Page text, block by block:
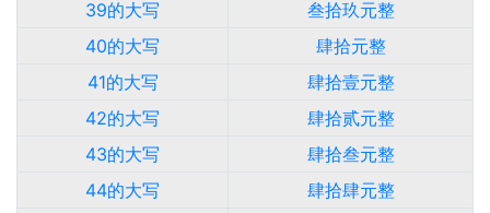
39的大写
叁拾玖元整
40的大写
肆拾元整
41的大写
肆拾壹元整
42的大写
肆拾贰元整
43的大写
肆拾叁元整
44的大写
肆拾肆元整